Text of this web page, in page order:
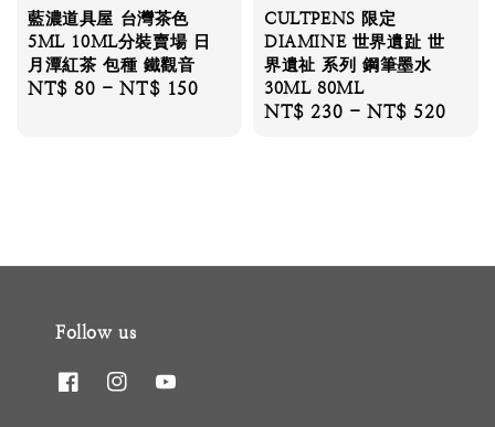
藍濃道具屋 台灣茶色
5ML 10ML分裝賣場 日
月潭紅茶 包種 鐵觀音
Regular
NT$ 80 -NT$ 150
CULTPENS 限定
DIAMINE 世界遺趾 世
界遺祉 系列 鋼筆墨水
30ML 80ML
Regular
NT$ 230 -NT$ 520
Follow us